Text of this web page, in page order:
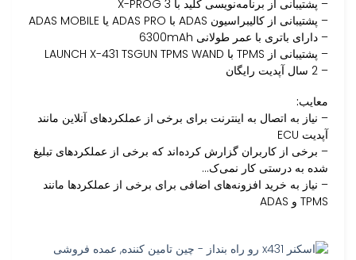
– پشتیبانی از برنامه‌نویسی کلید با X-PROG 3
– پشتیبانی از کالیبراسیون ADAS با ADAS PRO یا ADAS MOBILE
– دارای باتری با عمر طولانی 6300mAh
– پشتیبانی از TPMS با LAUNCH X-431 TSGUN TPMS WAND
– 2 سال آپدیت رایگان
معایب:
– نیاز به اتصال به اینترنت برای برخی از عملکردهای آنلاین مانند
آپدیت ECU
– برخی از کاربران گزارش کرده‌اند که برخی از عملکردهای تبلیغ
شده به درستی کار نمی‌ک…
– نیاز به خرید افزونه‌های اضافی برای برخی از عملکردها مانند
TPMS و ADAS